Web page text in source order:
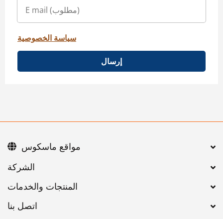
سياسة الخصوصية
إرسال
اتصل بنا
مواقع ماسكوس